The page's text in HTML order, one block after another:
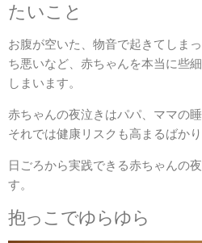
たいこと
お腹が空いた、物音で起きてしま
ち悪いなど、赤ちゃんを本当に些
しまいます。
赤ちゃんの夜泣きはパパ、ママの
それでは健康リスクも高まるばかり
日ごろから実践できる赤ちゃんの
す。
抱っこでゆらゆら